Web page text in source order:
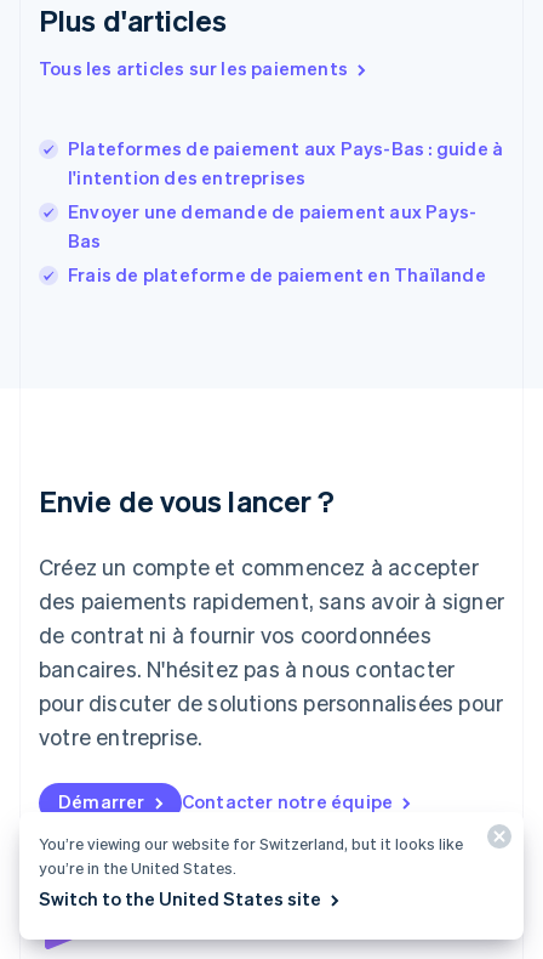
Plus d'articles
Tous les articles sur les paiements
Plateformes de paiement aux Pays-Bas : guide à
l'intention des entreprises
Envoyer une demande de paiement aux Pays-
Bas
Frais de plateforme de paiement en Thaïlande
Envie de vous lancer ?
Créez un compte et commencez à accepter
des paiements rapidement, sans avoir à signer
de contrat ni à fournir vos coordonnées
bancaires. N'hésitez pas à nous contacter
pour discuter de solutions personnalisées pour
votre entreprise.
Démarrer Contacter notre équipe
Estonie
États-Unis
EnglishSvenska
France
Gibraltar
English
Grèce
Japon
Lettonie
English
Liechtenstein
DeutschEnglish
Lituanie
Luxembourg
FrançaisDeutschEnglish
English简体中文
Malte
Mexique
Norvège
You’re viewing our website for Switzerland, but it looks like
you’re in the United States.
Switch to the United States site